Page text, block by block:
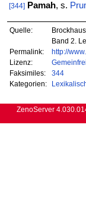
[344] Pamah, s.
Quelle:
Band 2.
Permalink:
http://
Lizenz:
Gemeinfrei
Faksimiles:
344
Kategorien:
ZenoServer